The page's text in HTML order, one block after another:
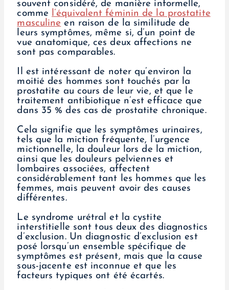
souvent considéré, de manière informelle,
comme l’équivalent féminin de la prostatite
masculine en raison de la similitude de
leurs symptômes, même si, d’un point de
vue anatomique, ces deux affections ne
sont pas comparables.
Il est intéressant de noter qu’environ la
moitié des hommes sont touchés par la
prostatite au cours de leur vie, et que le
traitement antibiotique n’est efficace que
dans 35 % des cas de prostatite chronique.
Cela signifie que les symptômes urinaires,
tels que la miction fréquente, l’urgence
mictionnelle, la douleur lors de la miction,
ainsi que les douleurs pelviennes et
lombaires associées, affectent
considérablement tant les hommes que les
femmes, mais peuvent avoir des causes
différentes.
Le syndrome urétral et la cystite
interstitielle sont tous deux des diagnostics
d’exclusion. Un diagnostic d’exclusion est
posé lorsqu’un ensemble spécifique de
symptômes est présent, mais que la cause
sous-jacente est inconnue et que les
facteurs typiques ont été écartés.